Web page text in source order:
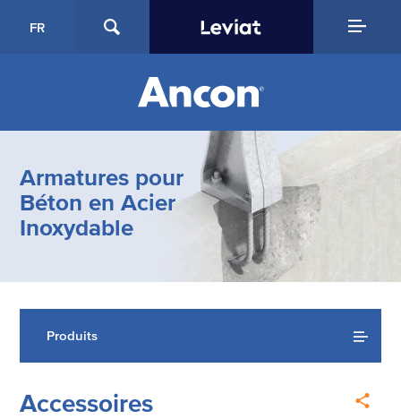
FR
Armatures pour
Béton en Acier
Inoxydable
Produits
Accessoires